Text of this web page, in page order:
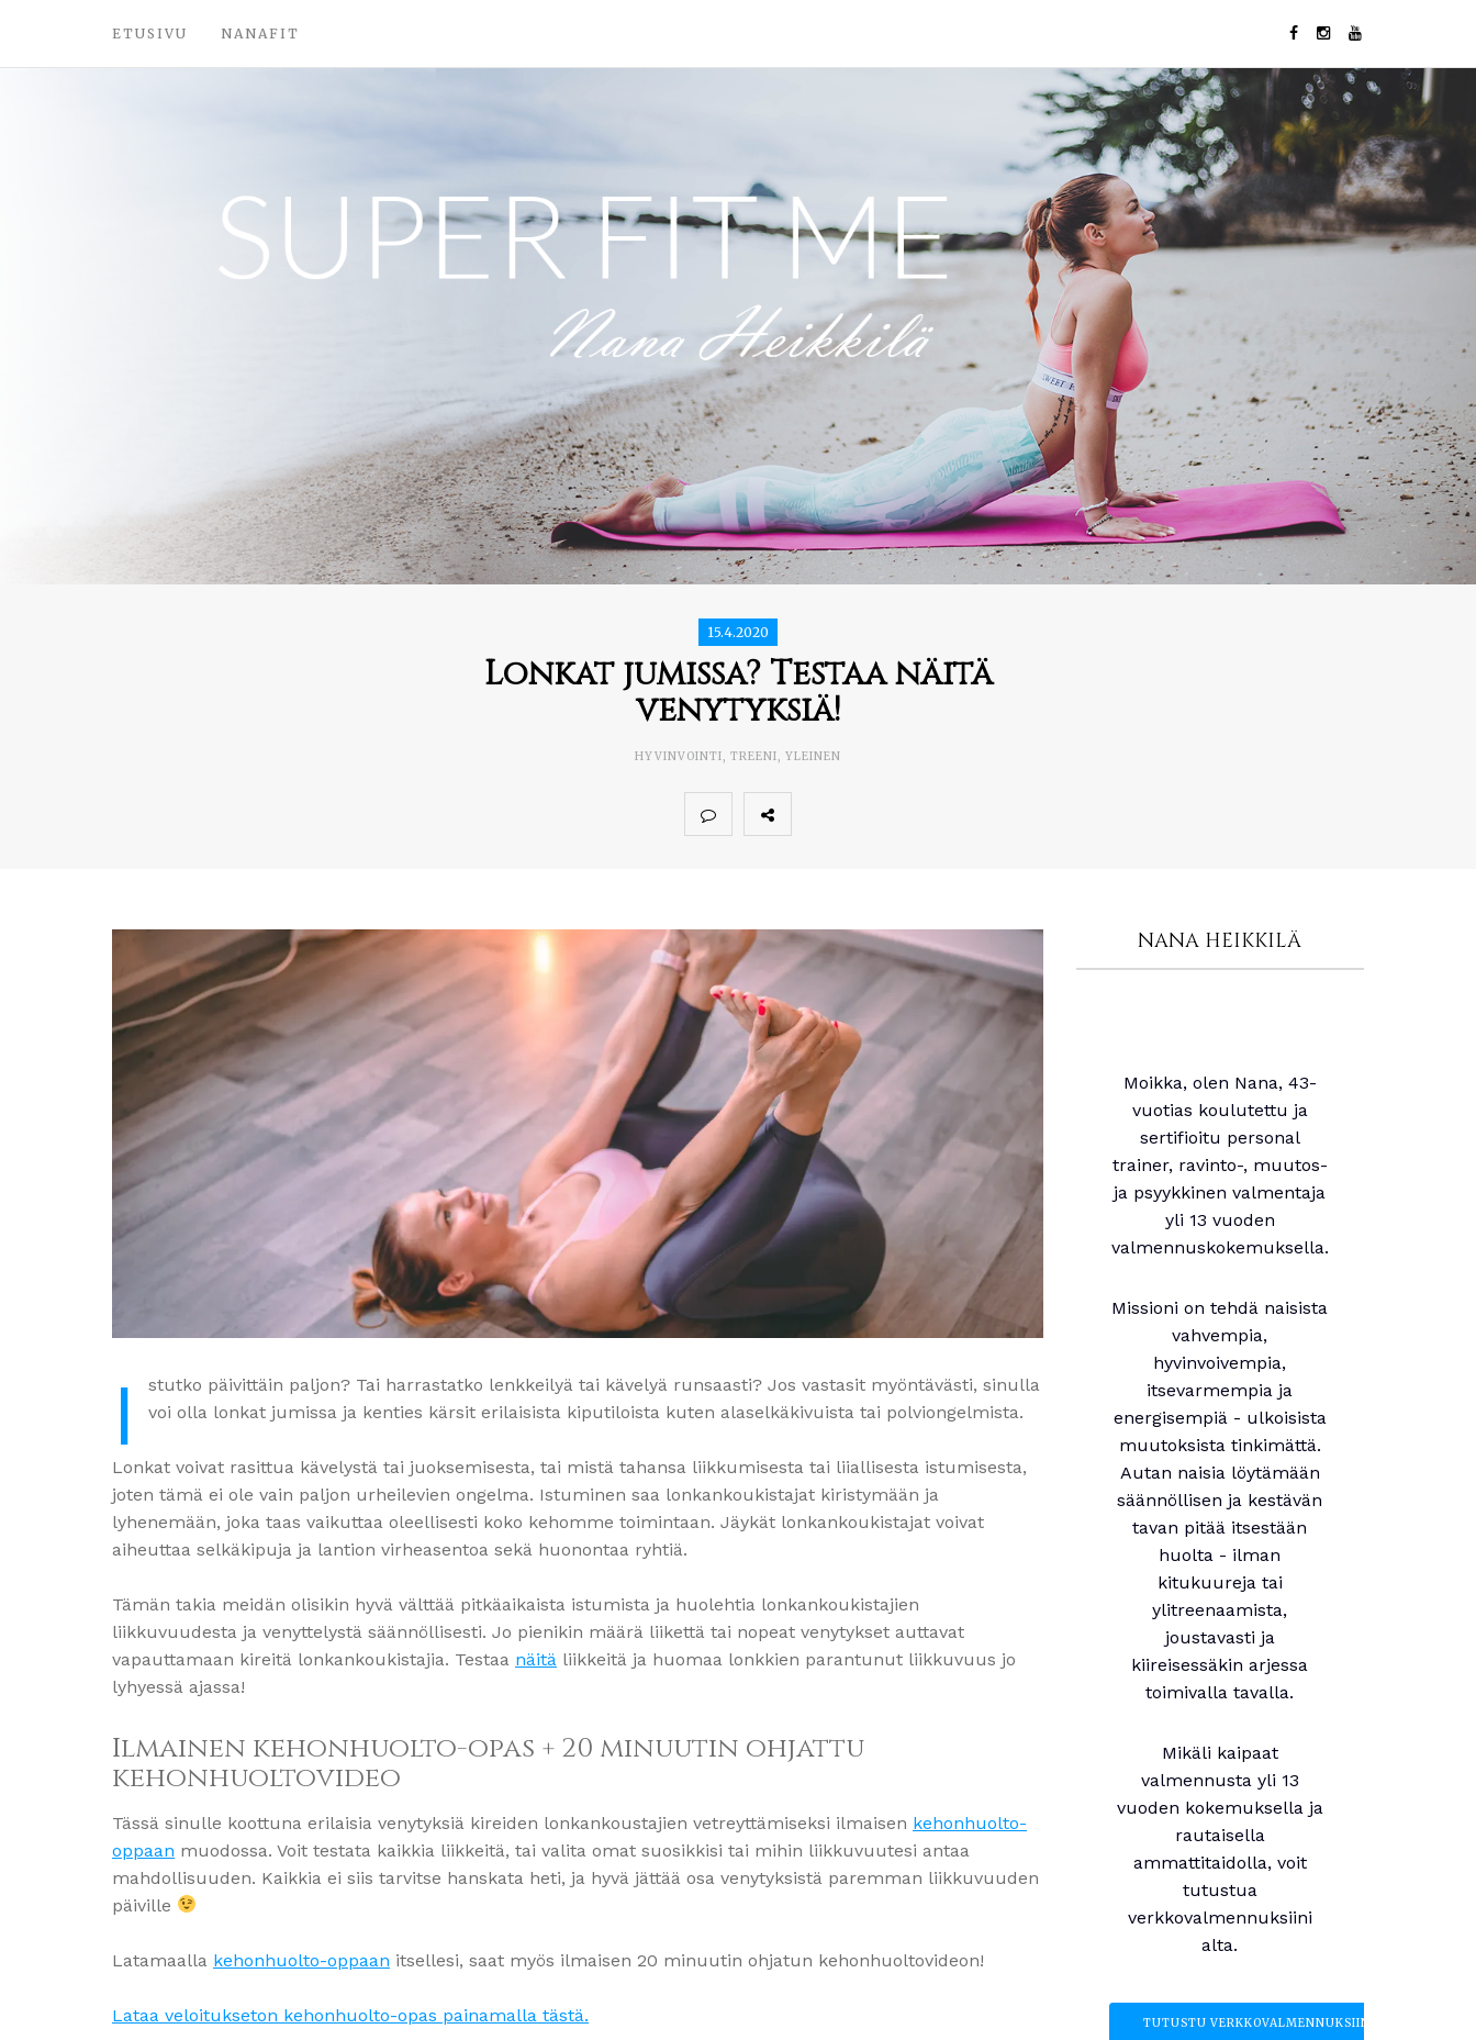
ETUSIVU NANAFIT
15.4.2020
Lonkat jumissa? Testaa näitä
venytyksiä!
HYVINVOINTI, TREENI, YLEINEN
I
stutko päivittäin paljon? Tai harrastatko lenkkeilyä tai kävelyä runsaasti? Jos vastasit myöntävästi, sinulla
voi olla lonkat jumissa ja kenties kärsit erilaisista kiputiloista kuten alaselkäkivuista tai polviongelmista.
Lonkat voivat rasittua kävelystä tai juoksemisesta, tai mistä tahansa liikkumisesta tai liiallisesta istumisesta,
joten tämä ei ole vain paljon urheilevien ongelma. Istuminen saa lonkankoukistajat kiristymään ja
lyhenemään, joka taas vaikuttaa oleellisesti koko kehomme toimintaan. Jäykät lonkankoukistajat voivat
aiheuttaa selkäkipuja ja lantion virheasentoa sekä huonontaa ryhtiä.
Tämän takia meidän olisikin hyvä välttää pitkäaikaista istumista ja huolehtia lonkankoukistajien
liikkuvuudesta ja venyttelystä säännöllisesti. Jo pienikin määrä liikettä tai nopeat venytykset auttavat
vapauttamaan kireitä lonkankoukistajia. Testaa näitä liikkeitä ja huomaa lonkkien parantunut liikkuvuus jo
lyhyessä ajassa!
Ilmainen kehonhuolto-opas + 20 minuutin ohjattu
kehonhuoltovideo
Tässä sinulle koottuna erilaisia venytyksiä kireiden lonkankoustajien vetreyttämiseksi ilmaisen kehonhuolto-
oppaan muodossa. Voit testata kaikkia liikkeitä, tai valita omat suosikkisi tai mihin liikkuvuutesi antaa
mahdollisuuden. Kaikkia ei siis tarvitse hanskata heti, ja hyvä jättää osa venytyksistä paremman liikkuvuuden
päiville
Latamaalla kehonhuolto-oppaan itsellesi, saat myös ilmaisen 20 minuutin ohjatun kehonhuoltovideon!
Lataa veloitukseton kehonhuolto-opas painamalla tästä.
NANA HEIKKILÄ
Moikka, olen Nana, 43-
vuotias koulutettu ja
sertifioitu personal
trainer, ravinto-, muutos-
ja psyykkinen valmentaja
yli 13 vuoden
valmennuskokemuksella.
Missioni on tehdä naisista
vahvempia,
hyvinvoivempia,
itsevarmempia ja
energisempiä - ulkoisista
muutoksista tinkimättä.
Autan naisia löytämään
säännöllisen ja kestävän
tavan pitää itsestään
huolta - ilman
kitukuureja tai
ylitreenaamista,
joustavasti ja
kiireisessäkin arjessa
toimivalla tavalla.
Mikäli kaipaat
valmennusta yli 13
vuoden kokemuksella ja
rautaisella
ammattitaidolla, voit
tutustua
verkkovalmennuksiini
alta.
TUTUSTU VERKKOVALMENNUKSIIN